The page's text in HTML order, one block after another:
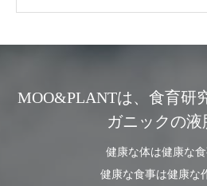
MOO&PLANTは、食育研
ガニックの液
健康な体は健康な食
健康な食事は健康な